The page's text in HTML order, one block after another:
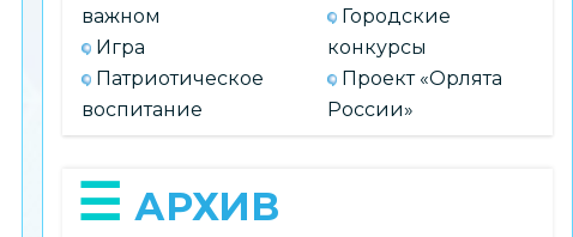
важном
Игра
Патриотическое
воспитание
Городские
конкурсы
Проект «Орлята
России»
АРХИВ